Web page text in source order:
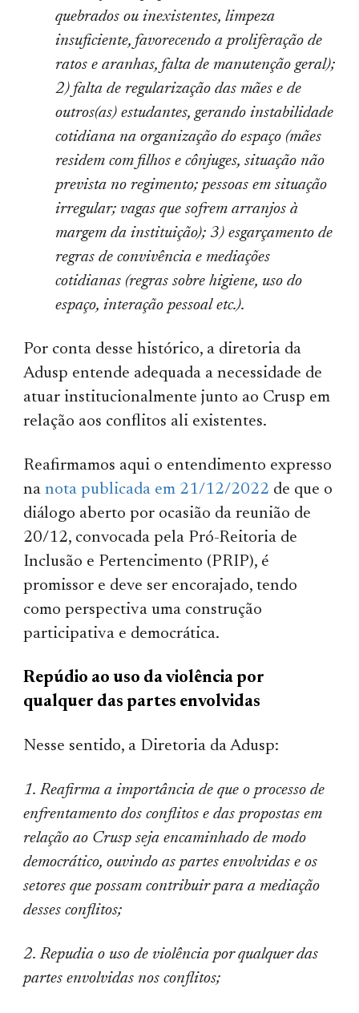
quebrados ou inexistentes, limpeza
insuficiente, favorecendo a proliferação de
ratos e aranhas, falta de manutenção geral);
2) falta de regularização das mães e de
outros(as) estudantes, gerando instabilidade
cotidiana na organização do espaço (mães
residem com filhos e cônjuges, situação não
prevista no regimento; pessoas em situação
irregular; vagas que sofrem arranjos à
margem da instituição); 3) esgarçamento de
regras de convivência e mediações
cotidianas (regras sobre higiene, uso do
espaço, interação pessoal etc.).
Por conta desse histórico, a diretoria da
Adusp entende adequada a necessidade de
atuar institucionalmente junto ao Crusp em
relação aos conflitos ali existentes.
Reafirmamos aqui o entendimento expresso
nanota publicada em 21/12/2022 de que o
diálogo aberto por ocasião da reunião de
20/12, convocada pela Pró-Reitoria de
Inclusão e Pertencimento (PRIP), é
promissor e deve ser encorajado, tendo
como perspectiva uma construção
participativa e democrática.
Repúdio ao uso da violência por
qualquer das partes envolvidas
Nesse sentido, a Diretoria da Adusp:
1. Reafirma a importância de que o processo de
enfrentamento dos conflitos e das propostas em
relação ao Crusp seja encaminhado de modo
democrático, ouvindo as partes envolvidas e os
setores que possam contribuir para a mediação
desses conflitos;
2. Repudia o uso de violência por qualquer das
partes envolvidas nos conflitos;